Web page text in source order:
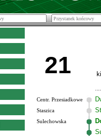
21
Centr. Przesiadkowe
Staszica
Sulechowska